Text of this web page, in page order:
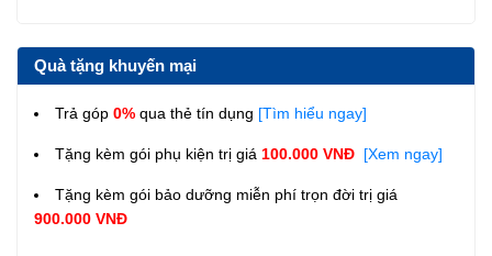
Quà tặng khuyến mại
Trả góp 0% qua thẻ tín dụng [Tìm hiểu ngay]
Tặng kèm gói phụ kiện trị giá 100.000 VNĐ [Xem ngay]
Tặng kèm gói bảo dưỡng miễn phí trọn đời trị giá
900.000 VNĐ